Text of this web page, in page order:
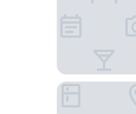
深圳福田 CBD 逸扉